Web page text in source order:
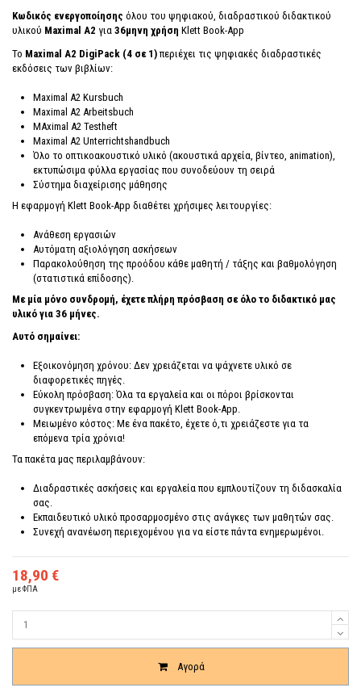
Kωδικός ενεργοποίησης όλου του ψηφιακού, διαδραστικού διδακτικού
υλικού Maximal A2 για 36μηνη χρήση Klett Book-App
Το Maximal A2 DigiPack (4 σε 1) περιέχει τις ψηφιακές διαδραστικές
εκδόσεις των βιβλίων:
Maximal A2 Kursbuch
Maximal A2 Arbeitsbuch
MAximal A2 Testheft
Maximal A2 Unterrichtshandbuch
Όλο το οπτικοακουστικό υλικό (ακουστικά αρχεία, βίντεο, animation),
εκτυπώσιμα φύλλα εργασίας που συνοδεύουν τη σειρά
Σύστημα διαχείρισης μάθησης
Η εφαρμογή Klett Book-App διαθέτει χρήσιμες λειτουργίες:
Ανάθεση εργασιών
Αυτόματη αξιολόγηση ασκήσεων
Παρακολούθηση της προόδου κάθε μαθητή / τάξης και βαθμολόγηση
(στατιστικά επίδοσης).
Με μία μόνο συνδρομή, έχετε πλήρη πρόσβαση σε όλο το διδακτικό μας
υλικό για 36 μήνες.
Αυτό σημαίνει:
Εξοικονόμηση χρόνου: Δεν χρειάζεται να ψάχνετε υλικό σε
διαφορετικές πηγές.
Εύκολη πρόσβαση: Όλα τα εργαλεία και οι πόροι βρίσκονται
συγκεντρωμένα στην εφαρμογή Klett Book-App.
Μειωμένο κόστος: Με ένα πακέτο, έχετε ό,τι χρειάζεστε για τα
επόμενα τρία χρόνια!
Τα πακέτα μας περιλαμβάνουν:
Διαδραστικές ασκήσεις και εργαλεία που εμπλουτίζουν τη διδασκαλία
σας.
Εκπαιδευτικό υλικό προσαρμοσμένο στις ανάγκες των μαθητών σας.
Συνεχή ανανέωση περιεχομένου για να είστε πάντα ενημερωμένοι.
18,90 €
με ΦΠΑ
Αγορά